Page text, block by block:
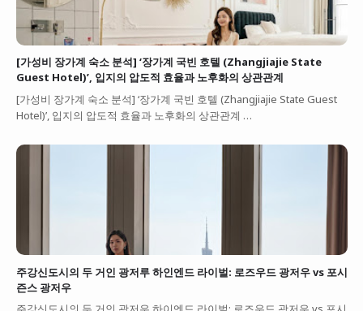
[가성비 장가계 숙소 분석] ‘장가계 국빈 호텔 (Zhangjiajie State
Guest Hotel)’, 입지의 압도적 효율과 노후화의 상관관계
[가성비 장가계 숙소 분석] ‘장가계 국빈 호텔 (Zhangjiajie State Guest
Hotel)’, 입지의 압도적 효율과 노후화의 상관관계 …
주강신도시의 두 거인 광저루 하인엔드 라이벌: 로즈우드 광저우 vs 포시
즌스 광저우